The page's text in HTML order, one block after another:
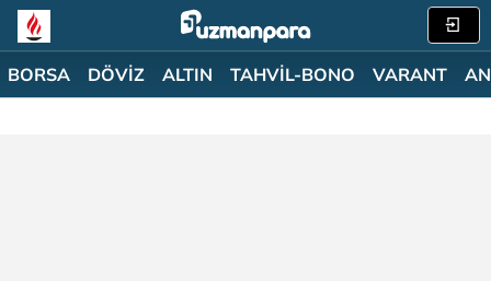
BORSA DÖVİZ ALTIN TAHVİL-BONO VARANT